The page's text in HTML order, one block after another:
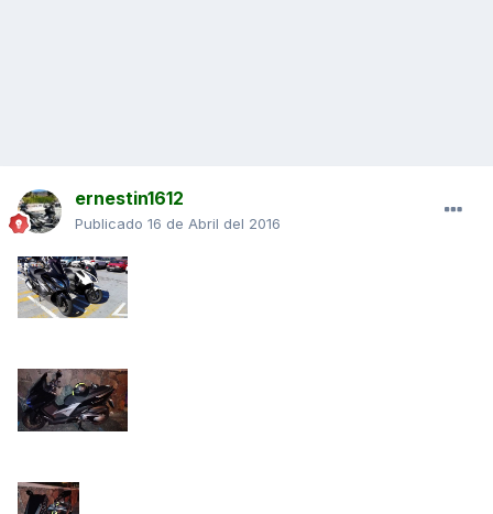
ernestin1612
Publicado 16 de Abril del 2016